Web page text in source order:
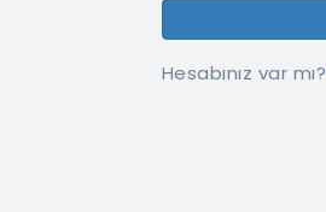
Hesabınız var mı?